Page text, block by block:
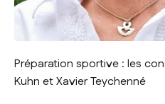
Préparation sportive : les
Kuhn et Xavier Teychenné